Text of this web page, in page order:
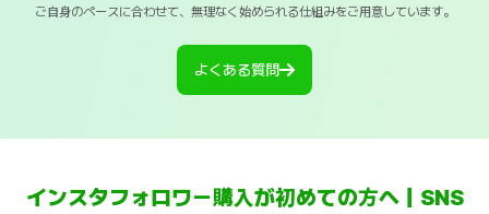
ご自身のペースに合わせて、無理なく始められる仕組みをご用意しています。
よくある質問
インスタフォロワー購入が初めての方へ｜SNS